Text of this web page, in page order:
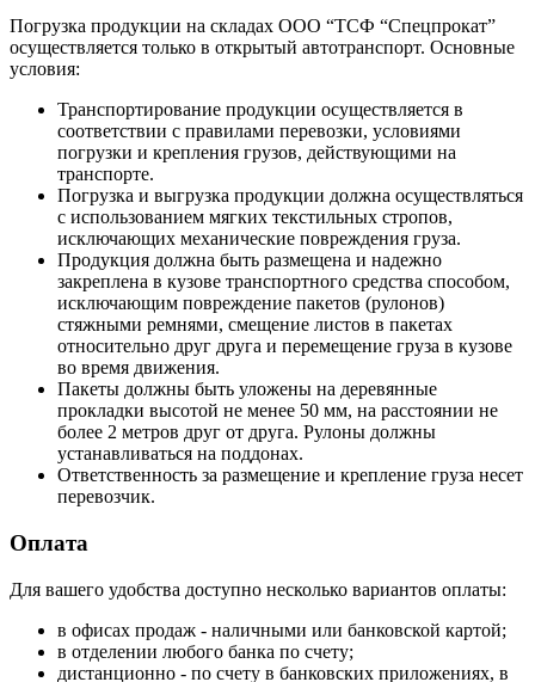
Погрузка продукции на складах ООО “ТСФ “Спецпрокат”
осуществляется только в открытый автотранспорт. Основные
условия:
Транспортирование продукции осуществляется в
соответствии с правилами перевозки, условиями
погрузки и крепления грузов, действующими на
транспорте.
Погрузка и выгрузка продукции должна осуществляться
с использованием мягких текстильных стропов,
исключающих механические повреждения груза.
Продукция должна быть размещена и надежно
закреплена в кузове транспортного средства способом,
исключающим повреждение пакетов (рулонов)
стяжными ремнями, смещение листов в пакетах
относительно друг друга и перемещение груза в кузове
во время движения.
Пакеты должны быть уложены на деревянные
прокладки высотой не менее 50 мм, на расстоянии не
более 2 метров друг от друга. Рулоны должны
устанавливаться на поддонах.
Ответственность за размещение и крепление груза несет
перевозчик.
Оплата
Для вашего удобства доступно несколько вариантов оплаты:
в офисах продаж - наличными или банковской картой;
в отделении любого банка по счету;
дистанционно - по счету в банковских приложениях, в